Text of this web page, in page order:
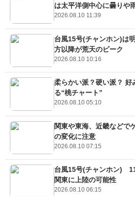
は太平洋側中心に曇りや
2026.08.10 11:39
台風15号(チャンホン)は
方以降が荒天のピーク
2026.08.10 10:16
柔らかい派？硬い派？ 好
る“桃チャート”
2026.08.10 05:10
関東や東海、近畿など
の変化に注意
2026.08.10 07:15
台風15号(チャンホン)
関東に上陸の可能性
2026.08.10 06:15